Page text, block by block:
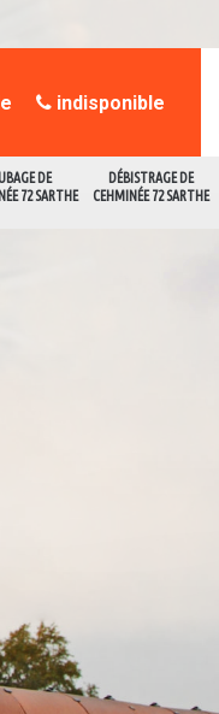
DE
72 SARTHE
DÉBISTRAGE DE
CEHMINÉE 72 SARTHE
indisponible